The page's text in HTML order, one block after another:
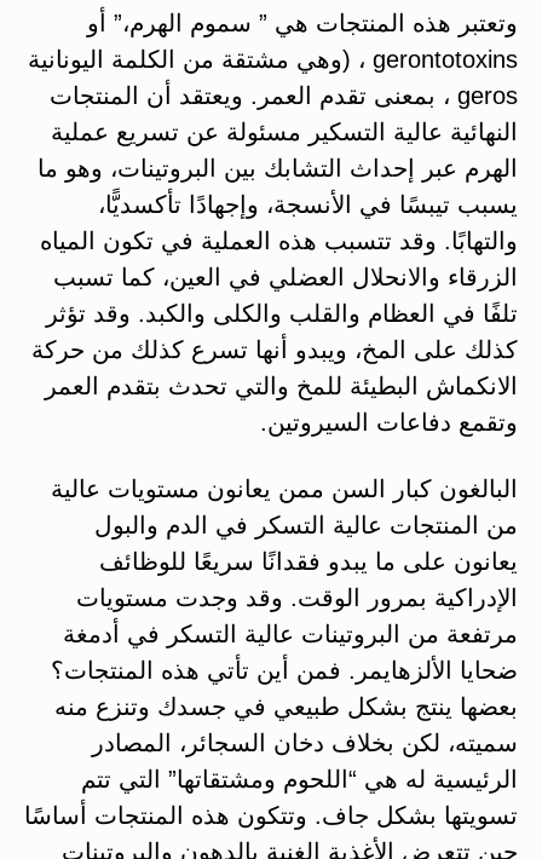
وتعتبر هذه المنتجات هي ” سموم الهرم،” أو
gerontotoxins ، (وهي مشتقة من الكلمة اليونانية
geros ، بمعنى تقدم العمر. ويعتقد أن المنتجات
النهائية عالية التسكير مسئولة عن تسريع عملية
الهرم عبر إحداث التشابك بين البروتينات، وهو ما
يسبب تيبسًا في الأنسجة، وإجهادًا تأكسديًّا،
والتهابًا. وقد تتسبب هذه العملية في تكون المياه
الزرقاء والانحلال العضلي في العين، كما تسبب
تلفًا في العظام والقلب والكلى والكبد. وقد تؤثر
كذلك على المخ، ويبدو أنها تسرع كذلك من حركة
الانكماش البطيئة للمخ والتي تحدث بتقدم العمر
وتقمع دفاعات السيروتين.
البالغون كبار السن ممن يعانون مستويات عالية
من المنتجات عالية التسكر في الدم والبول
يعانون على ما يبدو فقدانًا سريعًا للوظائف
الإدراكية بمرور الوقت. وقد وجدت مستويات
مرتفعة من البروتينات عالية التسكر في أدمغة
ضحايا الألزهايمر. فمن أين تأتي هذه المنتجات؟
بعضها ينتج بشكل طبيعي في جسدك وتنزع منه
سميته، لكن بخلاف دخان السجائر، المصادر
الرئيسية له هي “اللحوم ومشتقاتها” التي تتم
تسويتها بشكل جاف. وتتكون هذه المنتجات أساسًا
حين تتعرض الأغذية الغنية بالدهون والبروتينات